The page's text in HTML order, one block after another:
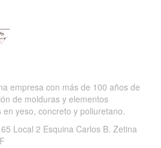
empresa con más de 100 años de
de molduras y elementos
yeso, concreto y poliuretano.
Local 2 Esquina Carlos B. Zetina